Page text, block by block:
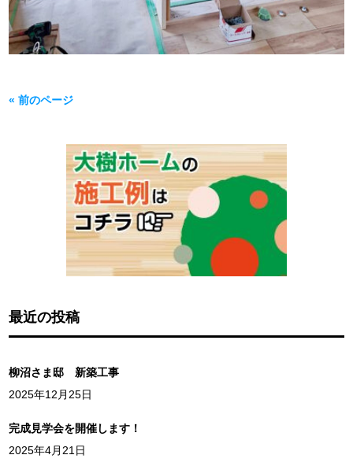
« 前のページ
最近の投稿
柳沼さま邸 新築工事
2025年12月25日
完成見学会を開催します！
2025年4月21日